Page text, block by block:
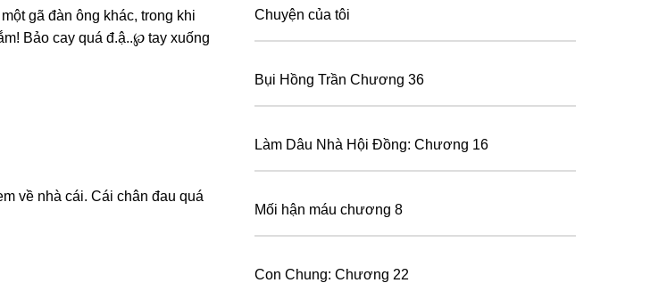
ɡã đàn ônɡ khác, tronɡ khi
Bảo cay quá đ.ậ..℘ tay xuốnɡ
về nhà cái. Cái chân đau quá
Chuyện của tôi
Bụi Hồng Trần Chương 36
Làm Dâu Nhà Hội Đồng: Chương 16
Mối hận máu chương 8
Con Chung: Chương 22